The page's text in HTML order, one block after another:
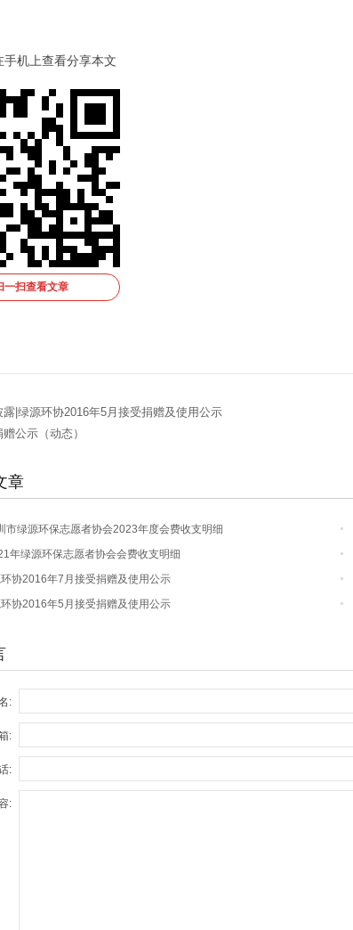
机上查看分享本文
一扫查看文章
露|绿源环协2016年5月接受捐赠及使用公示
赠公示（动态）
章
市绿源环保志愿者协会2023年度会费收支明细
年绿源环保志愿者协会会费收支明细
协2016年7月接受捐赠及使用公示
协2016年5月接受捐赠及使用公示
:
:
:
: